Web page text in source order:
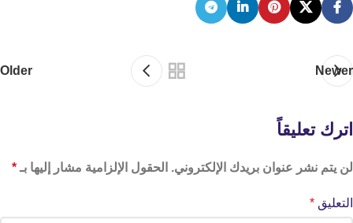
Newer
Older
اترك تعليقاً
لن يتم نشر عنوان بريدك الإلكتروني. الحقول الإلزامية مشار إليها بـ *
التعليق *